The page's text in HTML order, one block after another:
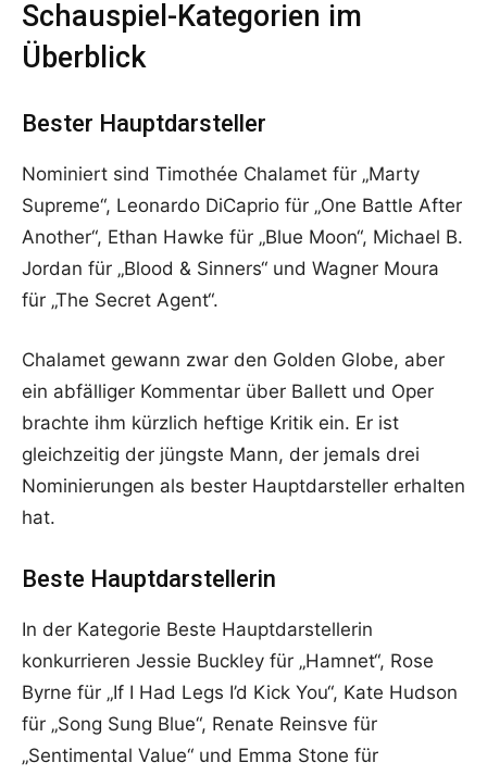
Schauspiel-Kategorien im
Überblick
Bester Hauptdarsteller
Nominiert sind Timothée Chalamet für „Marty
Supreme“, Leonardo DiCaprio für „One Battle After
Another“, Ethan Hawke für „Blue Moon“, Michael B.
Jordan für „Blood & Sinners“ und Wagner Moura
für „The Secret Agent“.
Chalamet gewann zwar den Golden Globe, aber
ein abfälliger Kommentar über Ballett und Oper
brachte ihm kürzlich heftige Kritik ein. Er ist
gleichzeitig der jüngste Mann, der jemals drei
Nominierungen als bester Hauptdarsteller erhalten
hat.
Beste Hauptdarstellerin
In der Kategorie Beste Hauptdarstellerin
konkurrieren Jessie Buckley für „Hamnet“, Rose
Byrne für „If I Had Legs I’d Kick You“, Kate Hudson
für „Song Sung Blue“, Renate Reinsve für
„Sentimental Value“ und Emma Stone für